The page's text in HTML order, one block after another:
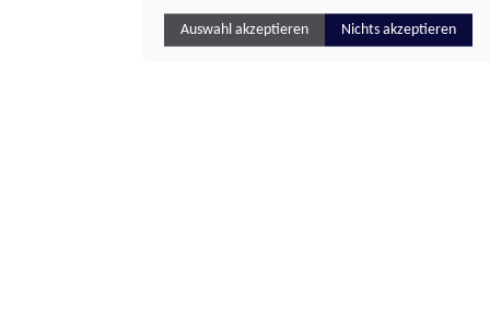
Auswahl akzeptieren Nichts akzeptieren